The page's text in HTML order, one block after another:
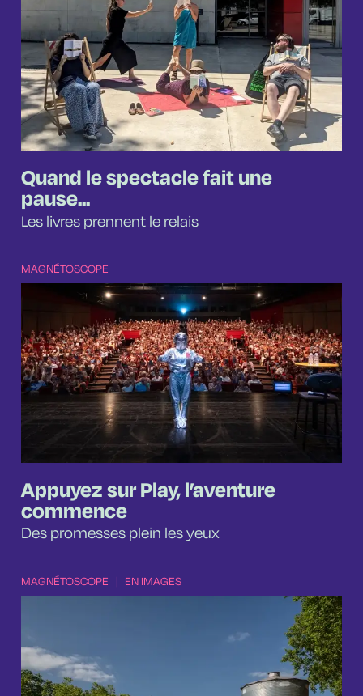
Quand le spectacle fait une
pause...
Les livres prennent le relais
MAGNÉTOSCOPE
Appuyez sur Play, l’aventure
commence
Des promesses plein les yeux
MAGNÉTOSCOPE EN IMAGES